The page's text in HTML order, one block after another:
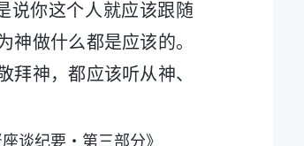
说你这个人就应该跟随
神做什么都是应该的。
拜神，都应该听从神、
纪要・第三部分》